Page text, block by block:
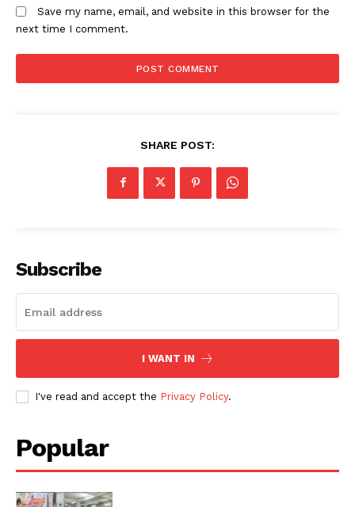
Save my name, email, and website in this browser for the
next time I comment.
SHARE POST:
Subscribe
I WANT IN
I've read and accept the Privacy Policy.
Popular